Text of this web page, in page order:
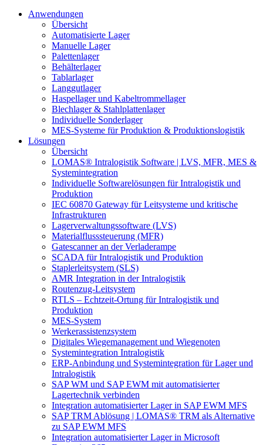
Anwendungen
Übersicht
Automatisierte Lager
Manuelle Lager
Palettenlager
Behälterlager
Tablarlager
Langgutlager
Haspellager und Kabeltrommellager
Blechlager & Stahlplattenlager
Individuelle Sonderlager
MES-Systeme für Produktion & Produktionslogistik
Lösungen
Übersicht
LOMAS® Intralogistik Software | LVS, MFR, MES &
Systemintegration
Individuelle Softwarelösungen für Intralogistik und
Produktion
IEC 60870 Gateway für Leitsysteme und kritische
Infrastrukturen
Lagerverwaltungssoftware (LVS)
Materialflusssteuerung (MFR)
Gatescanner an der Verladerampe
SCADA für Intralogistik und Produktion
Staplerleitsystem (SLS)
AMR Integration in der Intralogistik
Routenzug-Leitsystem
RTLS – Echtzeit-Ortung für Intralogistik und
Produktion
MES-System
Werkerassistenzsystem
Digitales Wiegemanagement und Wiegenoten
Systemintegration Intralogistik
ERP-Anbindung und Systemintegration für Lager und
Intralogistik
SAP WM und SAP EWM mit automatisierter
Lagertechnik verbinden
Integration automatisierter Lager in SAP EWM MFS
SAP TRM Ablösung | LOMAS® TRM als Alternative
zu SAP EWM MFS
Integration automatisierter Lager in Microsoft